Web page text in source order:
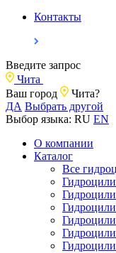
Контакты
Введите запрос
Чита
Ваш город
Чита?
ДА Выбрать другой
Выбор языка: RU EN
О компании
Каталог
Все